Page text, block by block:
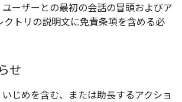
ーザーとの最初の会話の冒頭およびア
クトリの説明文に免責条項を含める必
せ
じめを含む、または助長するアクショ